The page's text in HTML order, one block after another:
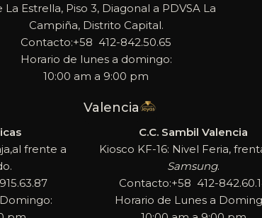
La Estrella, Piso 3, Diagonal a PDVSA La
Campiña, Distrito Capital.
Contacto:+58 412-842.50.65
Horario de lunes a domingo:
10:00 am a 9:00 pm
frente a
Valencia
C.C. Sambil Valencia
Kiosco KF-16: Nivel Feria,
Samsung.
Contacto:+58 412-
Horario de Lunes a